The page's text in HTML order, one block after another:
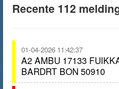
Recente 112
01-04-2026 11:42:37
A2 AMBU 17133
BARDRT BON 50910